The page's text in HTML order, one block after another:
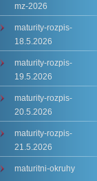
mz-2026
maturity-rozpis-
18.5.2026
maturity-rozpis-
19.5.2026
maturity-rozpis-
20.5.2026
maturity-rozpis-
21.5.2026
maturitni-okruhy